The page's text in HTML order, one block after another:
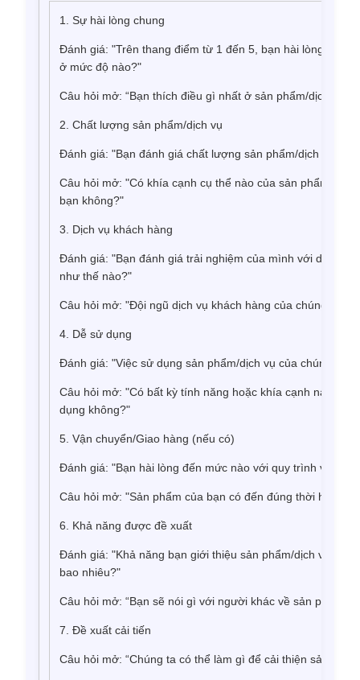
1. Sự hài lòng chung
Đánh giá: "Trên thang điểm từ 1 đến 5, bạn hài lòng với
ở mức độ nào?"
Câu hỏi mở: “Bạn thích điều gì nhất ở sản phẩm/dịch vụ?”
2. Chất lượng sản phẩm/dịch vụ
Đánh giá: "Bạn đánh giá chất lượng sản phẩm/dịch vụ
Câu hỏi mở: "Có khía cạnh cụ thể nào của sản phẩm/
bạn không?"
3. Dịch vụ khách hàng
Đánh giá: "Bạn đánh giá trải nghiệm của mình với dịch vụ
như thế nào?"
Câu hỏi mở: "Đội ngũ dịch vụ khách hàng của chúng tôi
4. Dễ sử dụng
Đánh giá: "Việc sử dụng sản phẩm/dịch vụ của chúng tôi
Câu hỏi mở: "Có bất kỳ tính năng hoặc khía cạnh nào của
dụng không?"
5. Vận chuyển/Giao hàng (nếu có)
Đánh giá: "Bạn hài lòng đến mức nào với quy trình vận
Câu hỏi mở: "Sản phẩm của bạn có đến đúng thời hạn và
6. Khả năng được đề xuất
Đánh giá: "Khả năng bạn giới thiệu sản phẩm/dịch vụ của
bao nhiêu?"
Câu hỏi mở: “Bạn sẽ nói gì với người khác về sản phẩm/
7. Đề xuất cải tiến
Câu hỏi mở: “Chúng ta có thể làm gì để cải thiện sản